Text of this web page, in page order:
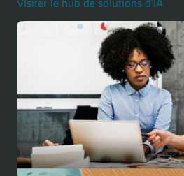
Visiter le hub de solutions d'IA